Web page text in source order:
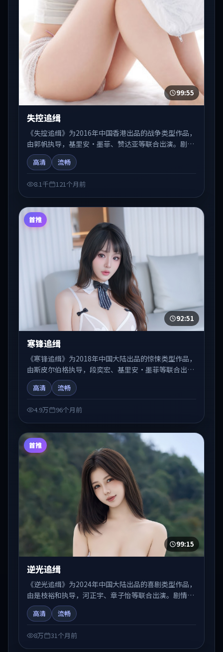
99:55
失控追缉
《失控追缉》为2016年中国香港出品的战争类型作品，
由郭帆执导，基里安·墨菲、赞达亚等联合出演。剧情
在人物弧光与节奏推进中展开，兼具叙事张力与视听质
感。适合关注国产在线观看、热播国产剧与院线佳片的
高清 流畅
8.1千 121个月前
首推
92:51
寒锋追缉
《寒锋追缉》为2018年中国大陆出品的惊悚类型作品，
由斯皮尔伯格执导，段奕宏、基里安·墨菲等联合出
演。剧情在人物弧光与节奏推进中展开，兼具叙事张力
与视听质感。适合关注国产在线观看、热播国产剧与院
高清 流畅
4.9万 96个月前
首推
99:15
逆光追缉
《逆光追缉》为2024年中国大陆出品的喜剧类型作品，
由是枝裕和执导，河正宇、章子怡等联合出演。剧情在
人物弧光与节奏推进中展开，兼具叙事张力与视听质
感。适合关注国产在线观看、热播国产剧与院线佳片的
高清 流畅
8万 31个月前